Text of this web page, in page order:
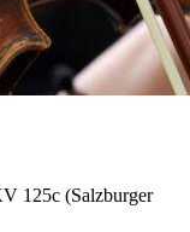
125c (Salzburger